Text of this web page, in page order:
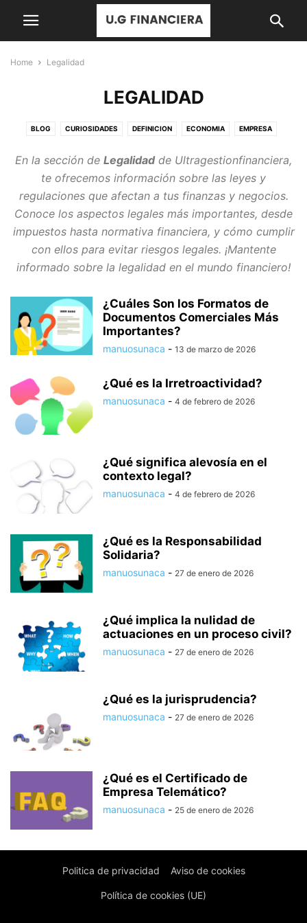
Home Legalidad
LEGALIDAD
BLOG CURIOSIDADES DEFINICION ECONOMIA EMPRESA
MARKETING NEGOCIOS Y EMPRESA NOTICIAS TECNOLOGIA
En la sección de Legalidadde Ultragestionfinanciera,
te ofrecemos información sobre las leyes y
regulaciones que afectan a tus finanzas y negocios.
Conoce los aspectos legales más importantes, desde
impuestos hasta normativa financiera, y cómo cumplir
con ellos para evitar riesgos legales. ¡Mantente
informado sobre la legalidad en el mundo financiero!
¿Cuáles Son los Formatos de
Documentos Comerciales Más
Importantes?
manuosunaca - 13 de marzo de 2026
¿Qué es la Irretroactividad?
manuosunaca - 4 de febrero de 2026
¿Qué significa alevosía en el
contexto legal?
manuosunaca - 4 de febrero de 2026
¿Qué es la Responsabilidad
Solidaria?
manuosunaca - 27 de enero de 2026
¿Qué implica la nulidad de
actuaciones en un proceso civil?
manuosunaca - 27 de enero de 2026
¿Qué es la jurisprudencia?
manuosunaca - 27 de enero de 2026
¿Qué es el Certificado de
Empresa Telemático?
manuosunaca - 25 de enero de 2026
Politica de privacidad Aviso de cookies
Política de cookies (UE)